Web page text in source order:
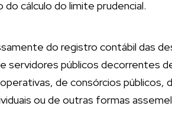
cálculo do limite prudencial.
do registro contábil das
servidores públicos decorrentes
de consórcios públicos,
ou de outras formas